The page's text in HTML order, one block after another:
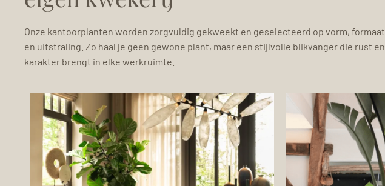
Onze kantoorplanten worden zorgvuldig gekweekt en geselecteerd op vorm, formaat
en uitstraling. Zo haal je geen gewone plant, maar een stijlvolle blikvanger die rust en
karakter brengt in elke werkruimte.